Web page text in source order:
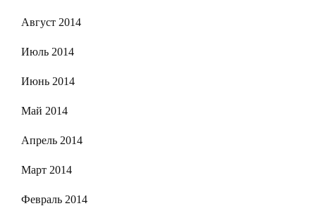
Август 2014
Июль 2014
Июнь 2014
Май 2014
Апрель 2014
Март 2014
Февраль 2014